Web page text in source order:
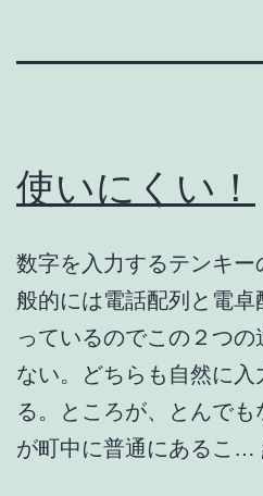
使いにくい！
数字を入力するテンキ
般的には電話配列と電
っているのでこの２つ
ない。どちらも自然に入
る。ところが、とんで
が町中に普通にあるこ…